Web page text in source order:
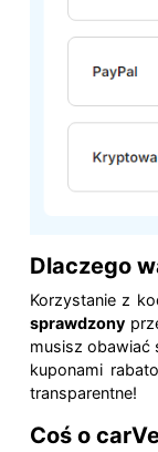
Dlaczego
Korzystanie z
sprawdzony
musisz obawiać
kuponami
transparentne!
Coś o